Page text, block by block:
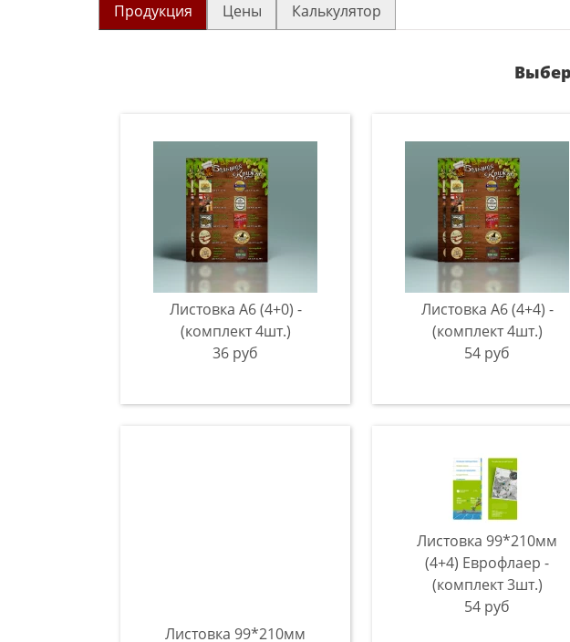
Продукция Цены Калькулятор
Листовка А6 (4+0) -
(комплект 4шт.)
36 руб
Листовка А6 (4+4) -
(комплект 4шт.)
54 руб
Листовка 99*210мм
Листовка 99*210мм
(4+4) Еврофлаер -
(комплект 3шт.)
54 руб